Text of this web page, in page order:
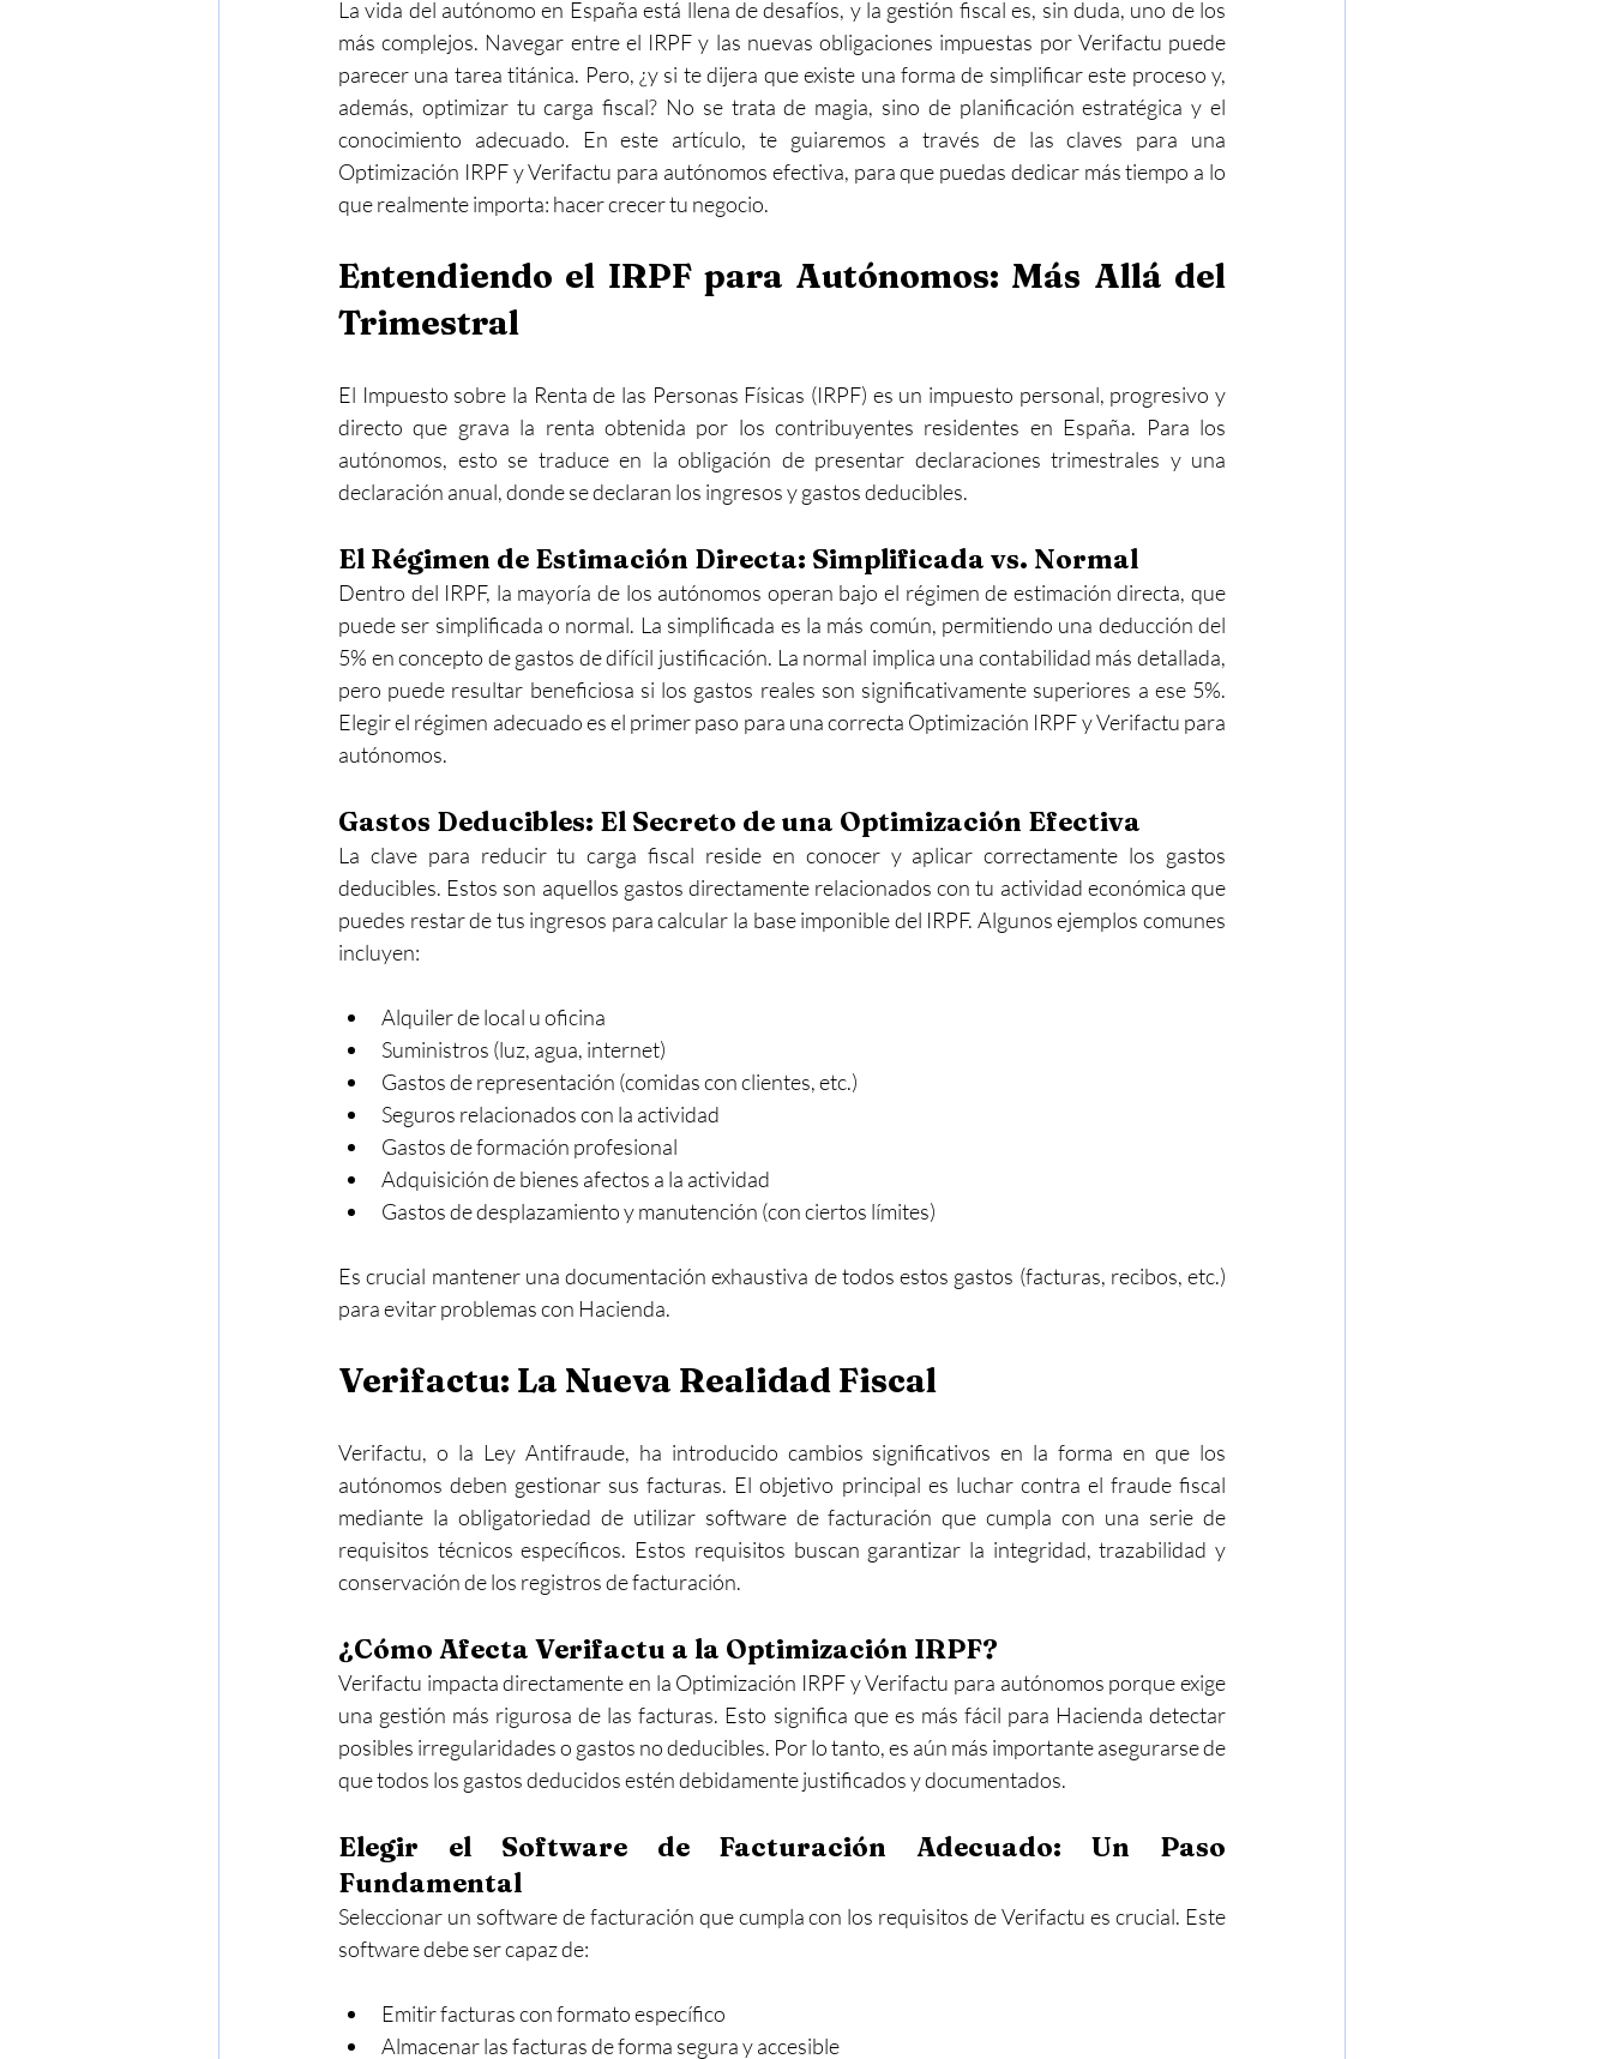
La vida del autónomo en España está llena de desafíos, y la gestión fiscal es, sin duda, uno de los
más complejos. Navegar entre el IRPF y las nuevas obligaciones impuestas por Verifactu puede
parecer una tarea titánica. Pero, ¿y si te dijera que existe una forma de simplificar este proceso y,
además, optimizar tu carga fiscal? No se trata de magia, sino de planificación estratégica y el
conocimiento adecuado. En este artículo, te guiaremos a través de las claves para una
Optimización IRPF y Verifactu para autónomos efectiva, para que puedas dedicar más tiempo a lo
que realmente importa: hacer crecer tu negocio.
Entendiendo el IRPF para Autónomos: Más Allá del
Trimestral
El Impuesto sobre la Renta de las Personas Físicas (IRPF) es un impuesto personal, progresivo y
directo que grava la renta obtenida por los contribuyentes residentes en España. Para los
autónomos, esto se traduce en la obligación de presentar declaraciones trimestrales y una
declaración anual, donde se declaran los ingresos y gastos deducibles.
El Régimen de Estimación Directa: Simplificada vs. Normal
Dentro del IRPF, la mayoría de los autónomos operan bajo el régimen de estimación directa, que
puede ser simplificada o normal. La simplificada es la más común, permitiendo una deducción del
5% en concepto de gastos de difícil justificación. La normal implica una contabilidad más detallada,
pero puede resultar beneficiosa si los gastos reales son significativamente superiores a ese 5%.
Elegir el régimen adecuado es el primer paso para una correcta Optimización IRPF y Verifactu para
autónomos.
Gastos Deducibles: El Secreto de una Optimización Efectiva
La clave para reducir tu carga fiscal reside en conocer y aplicar correctamente los gastos
deducibles. Estos son aquellos gastos directamente relacionados con tu actividad económica que
puedes restar de tus ingresos para calcular la base imponible del IRPF. Algunos ejemplos comunes
incluyen:
Alquiler de local u oficina
Suministros (luz, agua, internet)
Gastos de representación (comidas con clientes, etc.)
Seguros relacionados con la actividad
Gastos de formación profesional
Adquisición de bienes afectos a la actividad
Gastos de desplazamiento y manutención (con ciertos límites)
Es crucial mantener una documentación exhaustiva de todos estos gastos (facturas, recibos, etc.)
para evitar problemas con Hacienda.
Verifactu: La Nueva Realidad Fiscal
Verifactu, o la Ley Antifraude, ha introducido cambios significativos en la forma en que los
autónomos deben gestionar sus facturas. El objetivo principal es luchar contra el fraude fiscal
mediante la obligatoriedad de utilizar software de facturación que cumpla con una serie de
requisitos técnicos específicos. Estos requisitos buscan garantizar la integridad, trazabilidad y
conservación de los registros de facturación.
¿Cómo Afecta Verifactu a la Optimización IRPF?
Verifactu impacta directamente en la Optimización IRPF y Verifactu para autónomos porque exige
una gestión más rigurosa de las facturas. Esto significa que es más fácil para Hacienda detectar
posibles irregularidades o gastos no deducibles. Por lo tanto, es aún más importante asegurarse de
que todos los gastos deducidos estén debidamente justificados y documentados.
Elegir el Software de Facturación Adecuado: Un Paso
Fundamental
Seleccionar un software de facturación que cumpla con los requisitos de Verifactu es crucial. Este
software debe ser capaz de:
Emitir facturas con formato específico
Almacenar las facturas de forma segura y accesible